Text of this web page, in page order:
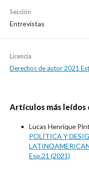
Sección
Entrevistas
Licencia
Derechos de autor 2021
Artículos más leídos
Lucas Henrique
POLÍTICA Y
Esp.21 (2021)